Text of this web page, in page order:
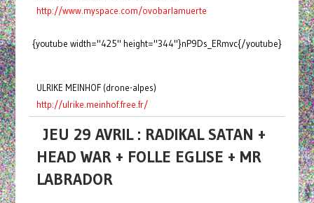
http://www.myspace.com/ovobarlamuerte
{youtube width="425" height="344"}nP9Ds_ERmvc{/youtube}
ULRIKE MEINHOF (drone-alpes)
http://ulrike.meinhof.free.fr/
JEU 29 AVRIL : RADIKAL SATAN +
HEAD WAR + FOLLE EGLISE + MR
LABRADOR